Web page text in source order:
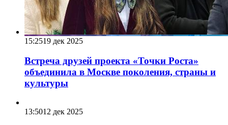
15:2519 дек 2025
Встреча друзей проекта «Точки Роста»
объединила в Москве поколения, страны и
культуры
13:5012 дек 2025